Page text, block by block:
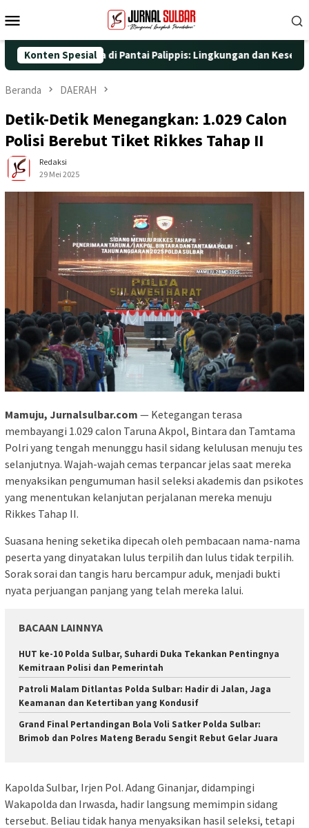
ke
Mobile
Konten Spesial
Aksi Nyata di Pantai Palippis: Lingkungan dan Kesehatan Jadi
Beranda DAERAH
Detik-Detik Menegangkan: 1.029 Calon
Polisi Berebut Tiket Rikkes Tahap II
Redaksi
29 Mei 2025
Mamuju, Jurnalsulbar.com — Ketegangan terasa
membayangi 1.029 calon Taruna Akpol, Bintara dan Tamtama
Polri yang tengah menunggu hasil sidang kelulusan menuju tes
selanjutnya. Wajah-wajah cemas terpancar jelas saat mereka
menyaksikan pengumuman hasil seleksi akademis dan psikotes
yang menentukan kelanjutan perjalanan mereka menuju
Rikkes Tahap II.
Suasana hening seketika dipecah oleh pembacaan nama-nama
peserta yang dinyatakan lulus terpilih dan lulus tidak terpilih.
Sorak sorai dan tangis haru bercampur aduk, menjadi bukti
nyata perjuangan panjang yang telah mereka lalui.
BACAAN LAINNYA
HUT ke-10 Polda Sulbar, Suhardi Duka Tekankan Pentingnya
Kemitraan Polisi dan Pemerintah
Patroli Malam Ditlantas Polda Sulbar: Hadir di Jalan, Jaga
Keamanan dan Ketertiban yang Kondusif
Grand Final Pertandingan Bola Voli Satker Polda Sulbar:
Brimob dan Polres Mateng Beradu Sengit Rebut Gelar Juara
Kapolda Sulbar, Irjen Pol. Adang Ginanjar, didampingi
Wakapolda dan Irwasda, hadir langsung memimpin sidang
tersebut. Beliau tidak hanya menyaksikan hasil seleksi, tetapi